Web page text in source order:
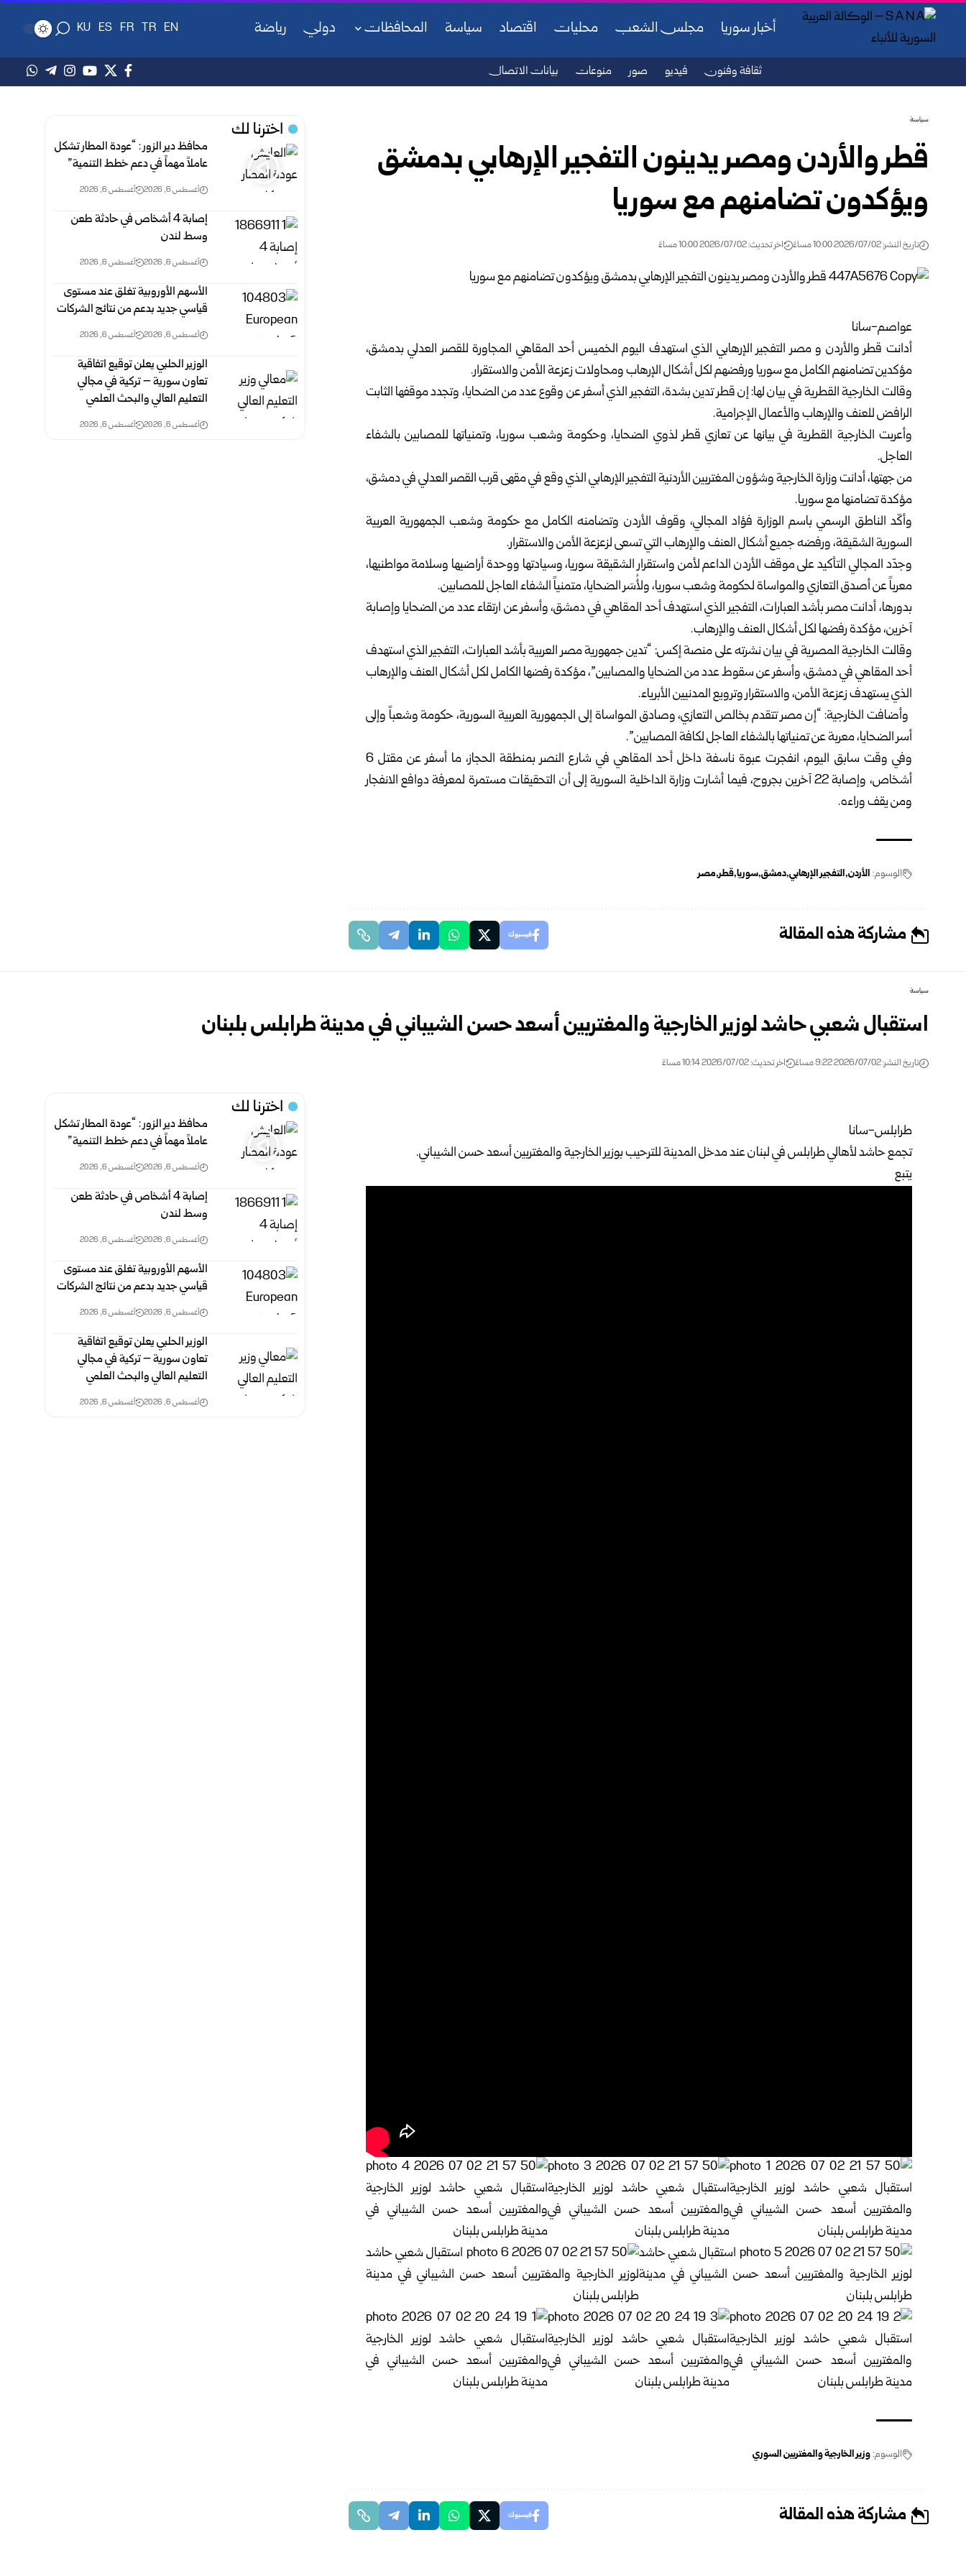
أخبار سوريا مجلس الشعب محليات اقتصاد سياسة المحافظات دولي رياضة EN
TR
FR
ES
KU
ثقافة وفنون فيديو صور منوعات بيانات الاتصال
سياسة
قطر والأردن ومصر يدينون التفجير الإرهابي بدمشق
ويؤكدون تضامنهم مع سوريا
تاريخ النشر: 2026/07/02 10:00 مساءً اخر تحديث: 2026/07/02 10:00 مساءً
عواصم-سانا
أدانت قطر والأردن و مصر التفجير الإرهابي الذي استهدف اليوم الخميس أحد المقاهي المجاورة للقصر العدلي بدمشق،
مؤكدين تضامنهم الكامل مع سوريا ورفضهم لكل أشكال الإرهاب ومحاولات زعزعة الأمن والاستقرار.
وقالت الخارجية القطرية في بيان لها: إن قطر تدين بشدة، التفجير الذي أسفر عن وقوع عدد من الضحايا، وتجدد موقفها الثابت
الرافض للعنف والإرهاب والأعمال الإجرامية.
وأعربت الخارجية القطرية في بيانها عن تعازي قطر لذوي الضحايا، وحكومة وشعب سوريا، وتمنياتها للمصابين بالشفاء
العاجل.
من جهتها، أدانت وزارة الخارجية وشؤون المغتربين الأردنية التفجير الإرهابي الذي وقع في مقهى قرب القصر العدلي في دمشق،
مؤكدة تضامنها مع سوريا.
وأكّد الناطق الرسمي باسم الوزارة فؤاد المجالي، وقوف الأردن وتضامنه الكامل مع حكومة وشعب الجمهورية العربية
السورية الشقيقة، ورفضه جميع أشكال العنف والإرهاب التي تسعى لزعزعة الأمن والاستقرار.
وجدّد المجالي التأكيد على موقف الأردن الداعم لأمن واستقرار الشقيقة سوريا، وسيادتها ووحدة أراضيها وسلامة مواطنيها،
معرباً عن أصدق التعازي والمواساة لحكومة وشعب سوريا، ولأُسَر الضحايا، متمنياً الشفاء العاجل للمصابين.
بدورها، أدانت مصر بأشد العبارات، التفجير الذي استهدف أحد المقاهي في دمشق، وأسفر عن ارتقاء عدد من الضحايا وإصابة
آخرين، مؤكدة رفضها لكل أشكال العنف والإرهاب.
وقالت الخارجية المصرية في بيان نشرته على منصة إكس: “تدين جمهورية مصر العربية بأشد العبارات، التفجير الذي استهدف
أحد المقاهي في دمشق، وأسفر عن سقوط عدد من الضحايا والمصابين”، مؤكدة رفضها الكامل لكل أشكال العنف والإرهاب
الذي يستهدف زعزعة الأمن، والاستقرار وترويع المدنيين الأبرياء.
وأضافت الخارجية: “إن مصر تتقدم بخالص التعازي، وصادق المواساة إلى الجمهورية العربية السورية، حكومة وشعباً وإلى
أسر الضحايا، معربة عن تمنياتها بالشفاء العاجل لكافة المصابين”.
وفي وقت سابق اليوم، انفجرت عبوة ناسفة داخل أحد المقاهي في شارع النصر بمنطقة الحجاز، ما أسفر عن مقتل 6
أشخاص، وإصابة 22 آخرين بجروح، فيما أشارت وزارة الداخلية السورية إلى أن التحقيقات مستمرة لمعرفة دوافع الانفجار
ومن يقف وراءه.
الوسوم: الأردن التفجير الإرهابي دمشق سوريا قطر مصر
مشاركة هذه المقالة فيسبوك
اخترنا لك
محافظ دير الزور : “عودة المطار تشكل
عاملاً مهماً في دعم خطط التنمية”
أغسطس 6, 2026 أغسطس 6, 2026
إصابة 4 أشخاص في حادثة طعن
وسط لندن
أغسطس 6, 2026 أغسطس 6, 2026
الأسهم الأوروبية تغلق عند مستوى
قياسي جديد بدعم من نتائج الشركات
أغسطس 6, 2026 أغسطس 6, 2026
الوزير الحلبي يعلن توقيع اتفاقية
تعاون سورية – تركية في مجالي
التعليم العالي والبحث العلمي
أغسطس 6, 2026 أغسطس 6, 2026
سياسة
استقبال شعبي حاشد لوزير الخارجية والمغتربين أسعد حسن الشيباني في مدينة طرابلس بلبنان
تاريخ النشر: 2026/07/02 9:22 مساءً اخر تحديث: 2026/07/02 10:14 مساءً
طرابلس-سانا
تجمع حاشد لأهالي طرابلس في لبنان عند مدخل المدينة للترحيب بوزير الخارجية والمغتربينأسعد حسن الشيباني.
يتبع
الوسوم:وزير الخارجية والمغتربين السوري
مشاركة هذه المقالة فيسبوك
اخترنا لك
محافظ دير الزور : “عودة المطار تشكل
عاملاً مهماً في دعم خطط التنمية”
أغسطس 6, 2026 أغسطس 6, 2026
إصابة 4 أشخاص في حادثة طعن
وسط لندن
أغسطس 6, 2026 أغسطس 6, 2026
الأسهم الأوروبية تغلق عند مستوى
قياسي جديد بدعم من نتائج الشركات
أغسطس 6, 2026 أغسطس 6, 2026
الوزير الحلبي يعلن توقيع اتفاقية
تعاون سورية – تركية في مجالي
التعليم العالي والبحث العلمي
أغسطس 6, 2026 أغسطس 6, 2026